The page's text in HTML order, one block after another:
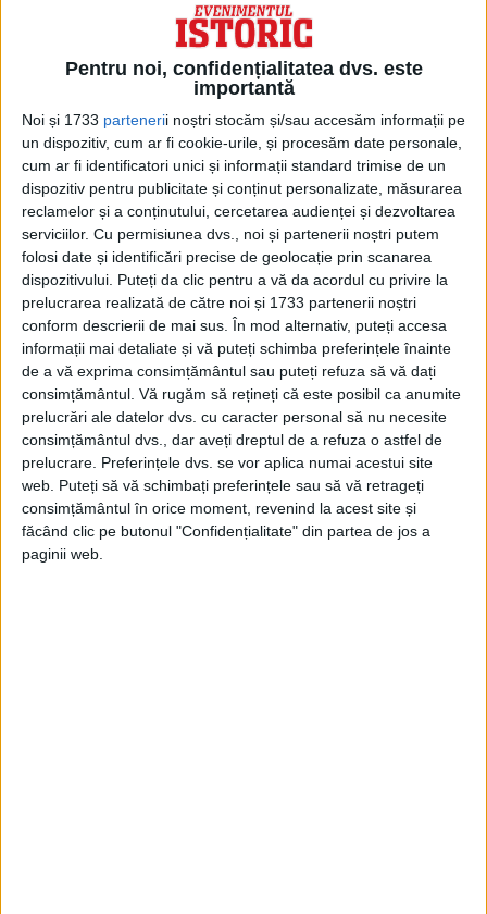
Pentru noi, confidențialitatea dvs. este
importantă
Noi și 1733 partenerii noștri stocăm și/sau accesăm informații pe
un dispozitiv, cum ar fi cookie-urile, și procesăm date personale,
cum ar fi identificatori unici și informații standard trimise de un
dispozitiv pentru publicitate și conținut personalizate, măsurarea
reclamelor și a conținutului, cercetarea audienței și dezvoltarea
serviciilor. Cu permisiunea dvs., noi și partenerii noștri putem
folosi date și identificări precise de geolocație prin scanarea
dispozitivului. Puteți da clic pentru a vă da acordul cu privire la
prelucrarea realizată de către noi și 1733 partenerii noștri
conform descrierii de mai sus. În mod alternativ, puteți accesa
informații mai detaliate și vă puteți schimba preferințele înainte
de a vă exprima consimțământul sau puteți refuza să vă dați
consimțământul. Vă rugăm să rețineți că este posibil ca anumite
prelucrări ale datelor dvs. cu caracter personal să nu necesite
consimțământul dvs., dar aveți dreptul de a refuza o astfel de
prelucrare. Preferințele dvs. se vor aplica numai acestui site
web. Puteți să vă schimbați preferințele sau să vă retrageți
consimțământul în orice moment, revenind la acest site și
făcând clic pe butonul "Confidențialitate" din partea de jos a
paginii web.
ARTICOLE ONLINE
Așa a trăit și a murit Vulturul lui Napoleon
Pe 25 martie 1767, în sătucul Labastide din Pirineii Francezi,
se năștea Joachim Murat, cel care...